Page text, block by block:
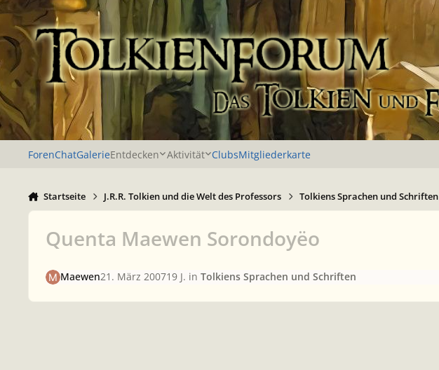
Zu Inhalt springen
ForenChatGalerieEntdecken Aktivität ClubsMitgliederkarte
Startseite J.R.R. Tolkien und die Welt des Professors Tolkiens Sprachen und Schriften
Quenta Maewen Sorondoyëo
Maewen21. März 200719 J. in Tolkiens Sprachen und Schriften